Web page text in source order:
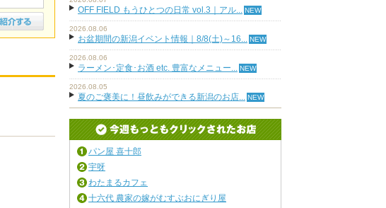
OFF FIELD もうひとつの日常 vol.3｜アル...
2026.08.06
お盆期間の新潟イベント情報｜8/8(土)～16...
2026.08.06
ラーメン･定食･お酒 etc. 豊富なメニュー...
2026.08.05
夏のご褒美に！昼飲みができる新潟のお店...
パン屋 喜十郎
宇呀
わたまるカフェ
十六代 農家の嫁がむすぶおにぎり屋